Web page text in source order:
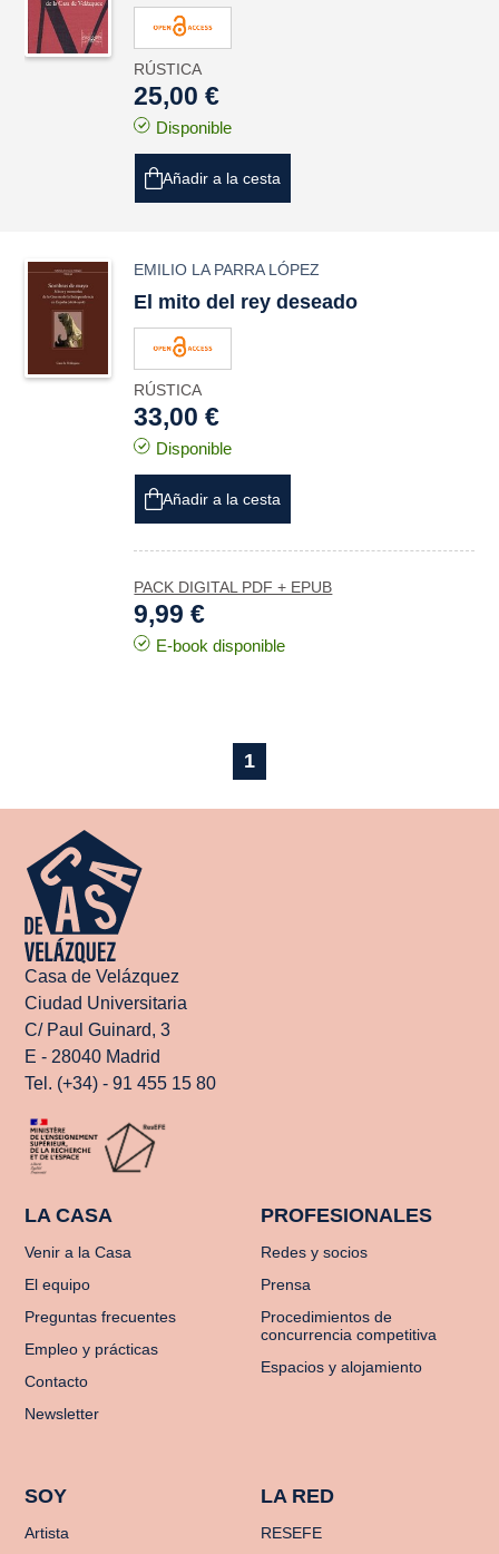
RÚSTICA
25,00 €
Disponible
Añadir a la cesta
EMILIO LA PARRA LÓPEZ
El mito del rey deseado
RÚSTICA
33,00 €
Disponible
Añadir a la cesta
PACK DIGITAL PDF + EPUB
9,99 €
E-book disponible
1
Casa de Velázquez
Ciudad Universitaria
C/ Paul Guinard, 3
E - 28040 Madrid
Tel. (+34) - 91 455 15 80
LA CASA
Venir a la Casa
El equipo
Preguntas frecuentes
Empleo y prácticas
Contacto
Newsletter
PROFESIONALES
Redes y socios
Prensa
Procedimientos de
concurrencia competitiva
Espacios y alojamiento
SOY
Artista
LA RED
RESEFE